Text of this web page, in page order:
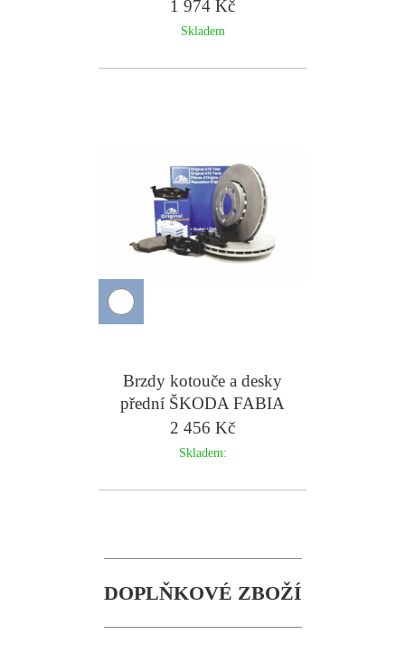
239mm - BOSCH
1 974 Kč
Skladem
Brzdy kotouče a desky
přední ŠKODA FABIA
239mm - ATE
2 456 Kč
Skladem:
DOPLŇKOVÉ ZBOŽÍ